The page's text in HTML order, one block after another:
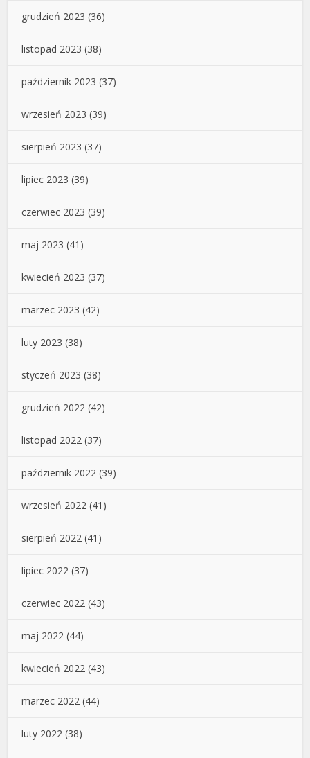
grudzień 2023 (36)
listopad 2023 (38)
październik 2023 (37)
wrzesień 2023 (39)
sierpień 2023 (37)
lipiec 2023 (39)
czerwiec 2023 (39)
maj 2023 (41)
kwiecień 2023 (37)
marzec 2023 (42)
luty 2023 (38)
styczeń 2023 (38)
grudzień 2022 (42)
listopad 2022 (37)
październik 2022 (39)
wrzesień 2022 (41)
sierpień 2022 (41)
lipiec 2022 (37)
czerwiec 2022 (43)
maj 2022 (44)
kwiecień 2022 (43)
marzec 2022 (44)
luty 2022 (38)